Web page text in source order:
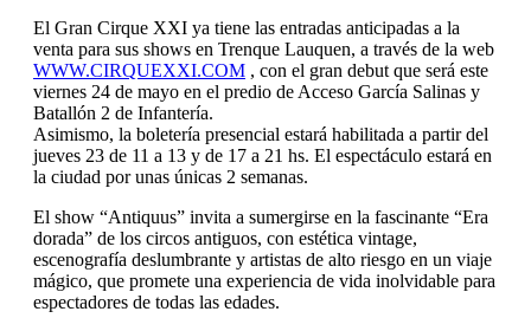
El Gran Cirque XXI ya tiene las entradas anticipadas a la
venta para sus shows en Trenque Lauquen, a través de la web
WWW.CIRQUEXXI.COM , con el gran debut que será este
viernes 24 de mayo en el predio de Acceso García Salinas y
Batallón 2 de Infantería.
Asimismo, la boletería presencial estará habilitada a partir del
jueves 23 de 11 a 13 y de 17 a 21 hs. El espectáculo estará en
la ciudad por unas únicas 2 semanas.
El show “Antiquus” invita a sumergirse en la fascinante “Era
dorada” de los circos antiguos, con estética vintage,
escenografía deslumbrante y artistas de alto riesgo en un viaje
mágico, que promete una experiencia de vida inolvidable para
espectadores de todas las edades.